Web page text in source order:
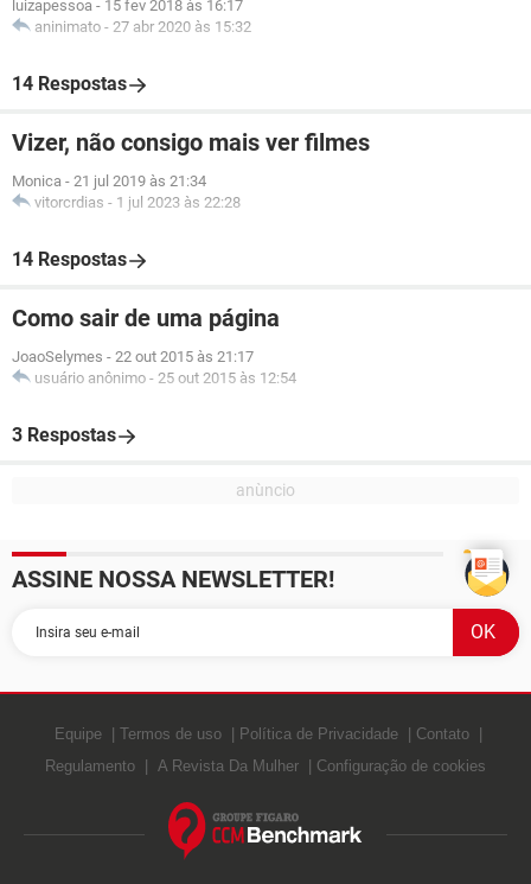
luizapessoa - 15 fev 2018 às 16:17
aninimato - 27 abr 2020 às 15:32
14 Respostas
Vizer, não consigo mais ver filmes
Monica - 21 jul 2019 às 21:34
vitorcrdias - 1 jul 2023 às 22:28
14 Respostas
Como sair de uma página
JoaoSelymes - 22 out 2015 às 21:17
usuário anônimo - 25 out 2015 às 12:54
3 Respostas
ASSINE NOSSA NEWSLETTER!
Equipe Termos de uso Política de Privacidade
Contato
Regulamento
A Revista Da Mulher Configuração de cookies